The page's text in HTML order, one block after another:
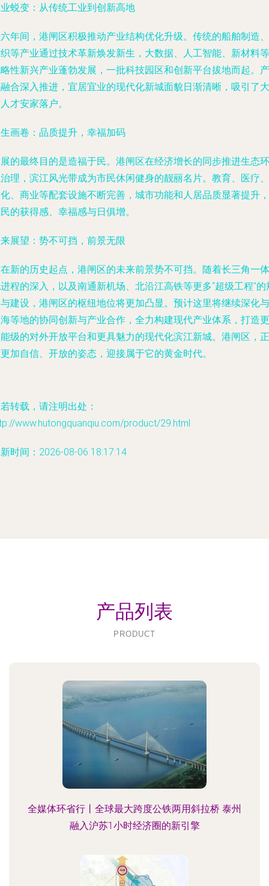
蜕变：从传统工业到创新高地
年间，港闸区积极推动产业结构优化升级。传统的船舶制造、
等产业通过技术革新焕发新生，大数据、人工智能、新材料等
性新兴产业蓬勃发展，一批科技园区和创新平台拔地而起。产
合深入推进，宜居宜业的现代化新城面貌日渐清晰，吸引了大
才安家落户。
画卷：品质提升，幸福加码
的最终目的是造福于民。港闸区在经济增长的同步推进生态环
理，滨江风光带成为市民休闲健身的靓丽名片。教育、医疗、
、商业等配套设施不断完善，城市功能和人居品质显著提升，
的获得感、幸福感与日俱增。
展望：势不可挡，前景无限
新的历史起点，港闸区的未来前景势不可挡。随着长三角一体
程的深入，以及南通新机场、北沿江高铁等更多“超级工程”的
建设，港闸区的枢纽地位将更加凸显。预计这里将继续深化与
等地的协同创新与产业合作，全力构建现代产业体系，打造更
级的对外开放平台和更具魅力的现代化滨江新城。港闸区，正
加自信、开放的姿态，迎接属于它的黄金时代。
转载，请注明出处：
www.hutongquanqiu.com/product/29.html
时间：2026-08-06 18:17:14
产品列表
PRODUCT
全媒体环省行丨全球最大跨度公铁两用斜拉桥 泰州
融入沪苏1小时经济圈的新引擎